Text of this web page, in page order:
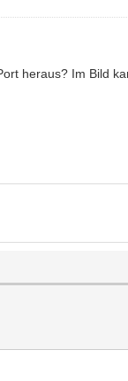
heraus? Im Bild